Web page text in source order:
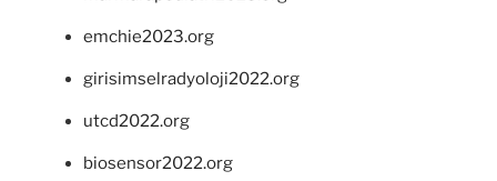
emchie2023.org
girisimselradyoloji2022.org
utcd2022.org
biosensor2022.org